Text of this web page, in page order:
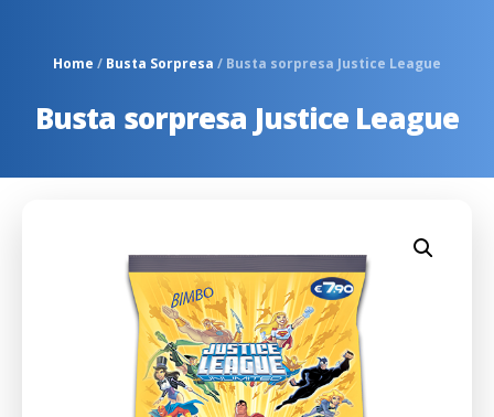
Home / Busta Sorpresa / Busta sorpresa Justice League
Busta sorpresa Justice League